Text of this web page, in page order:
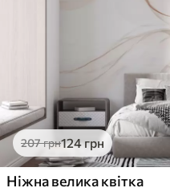
207грн124 грн
Ніжна велика квітка